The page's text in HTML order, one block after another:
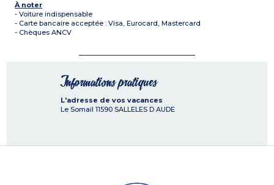
À noter
- Voiture indispensable
- Carte bancaire acceptée : Visa, Eurocard, Mastercard
- Chèques ANCV
Informations pratiques
L'adresse de vos vacances
Le Somail 11590 SALLELES D AUDE